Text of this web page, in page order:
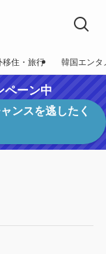
移住・旅行 韓国エンタ
ペーン中
ンスを逃したく